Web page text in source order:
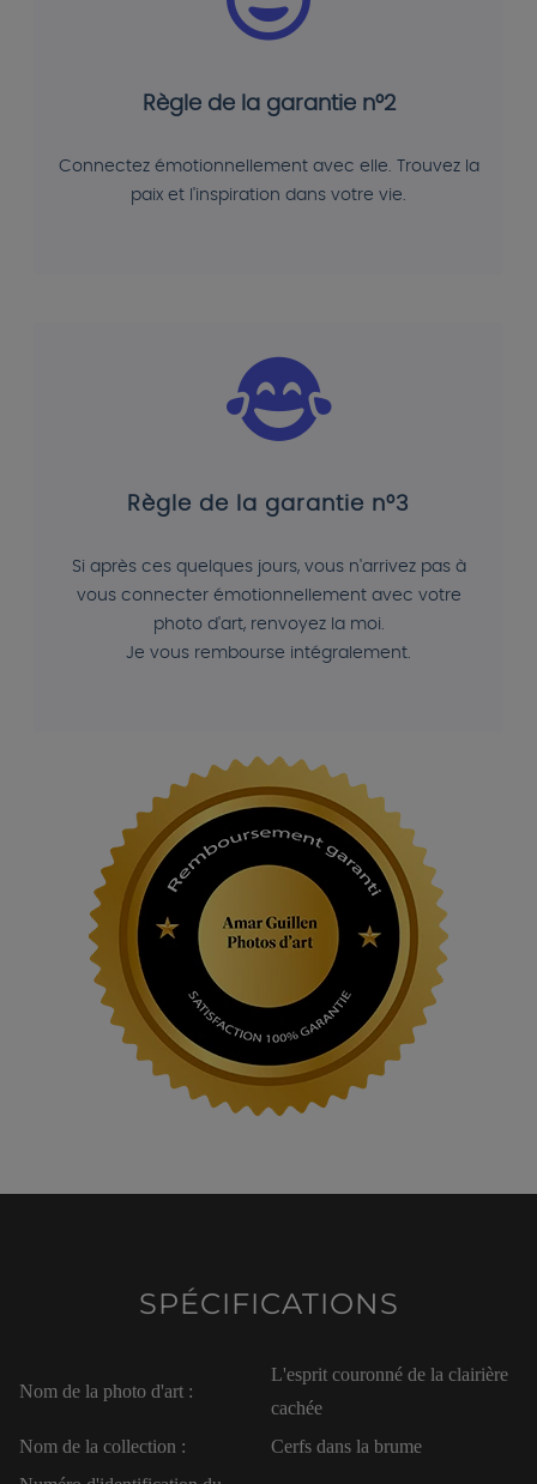
Règle de la garantie n°2
Connectez émotionnellement avec elle. Trouvez la
paix et l'inspiration dans votre vie.
Règle de la garantie n°3
Si après ces quelques jours, vous n'arrivez pas à
vous connecter émotionnellement avec votre
photo d'art, renvoyez la moi.
Je vous rembourse intégralement.
SPÉCIFICATIONS
Nom de la photo d'art :
L'esprit couronné de la clairière
cachée
Nom de la collection :
Cerfs dans la brume